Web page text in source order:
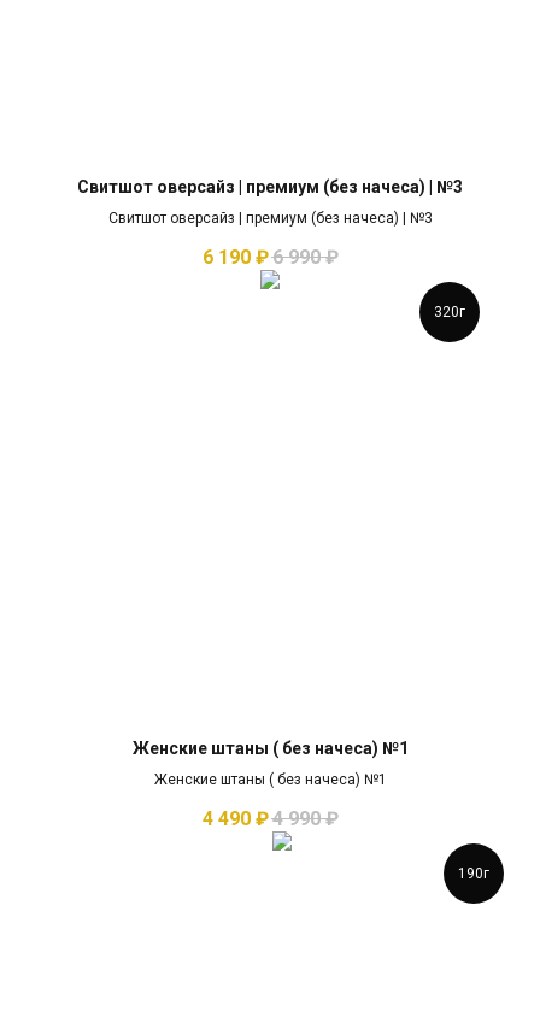
Свитшот оверсайз | премиум (без начеса) | №3
Свитшот оверсайз | премиум (без начеса) | №3
6 190 ₽6 990 ₽
320г
Женские штаны ( без начеса) №1
Женские штаны ( без начеса) №1
4 490 ₽4 990 ₽
190г